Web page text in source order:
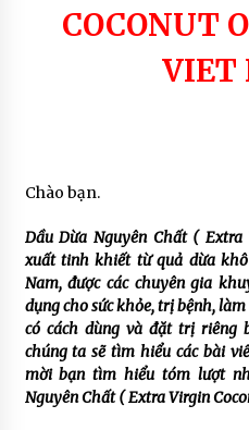
COCONUT
VIET
Chào bạn.
Dầu Dừa Nguyên Chất (
xuất tinh khiết từ quả dừa
Nam, được các chuyên gia
dụng cho sức khỏe, trị bệnh,
có cách dùng và đặt trị riêng
chúng ta sẽ tìm hiểu các bài
mời bạn tìm hiểu tóm lượt
Nguyên Chất ( Extra Virgin